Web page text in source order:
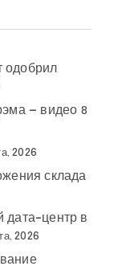
— видео 8
2026
склада
центр в
2026